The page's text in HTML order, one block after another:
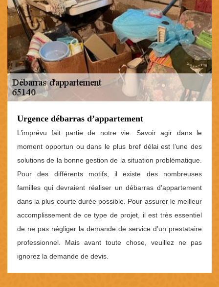
Urgence débarras d’appartement
L’imprévu fait partie de notre vie. Savoir agir dans le
moment opportun ou dans le plus bref délai est l’une des
solutions de la bonne gestion de la situation problématique.
Pour des différents motifs, il existe des nombreuses
familles qui devraient réaliser un débarras d’appartement
dans la plus courte durée possible. Pour assurer le meilleur
accomplissement de ce type de projet, il est très essentiel
de ne pas négliger la demande de service d’un prestataire
professionnel. Mais avant toute chose, veuillez ne pas
ignorez la demande de devis.